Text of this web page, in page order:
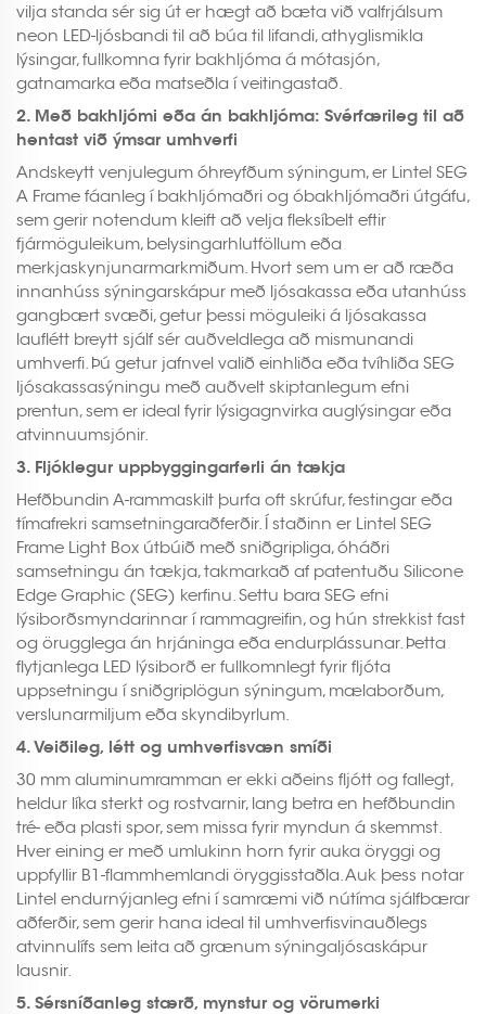
vilja standa sér sig út er hægt að bæta við valfrjálsum
neon LED-ljósbandi til að búa til lifandi, athyglismikla
lýsingar, fullkomna fyrir bakhljóma á mótasjón,
gatnamarka eða matseðla í veitingastað.
2. Með bakhljómi eða án bakhljóma: Svérfærileg til að
hentast við ýmsar umhverfi
Andskeytt venjulegum óhreyfðum sýningum, er Lintel SEG
A Frame fáanleg í bakhljómaðri og óbakhljómaðri útgáfu,
sem gerir notendum kleift að velja fleksíbelt eftir
fjármöguleikum, belysingarhlutföllum eða
merkjaskynjunarmarkmiðum. Hvort sem um er að ræða
innanhúss sýningarskápur með ljósakassa eða utanhúss
gangbært svæði, getur þessi möguleiki á ljósakassa
lauflétt breytt sjálf sér auðveldlega að mismunandi
umhverfi. Þú getur jafnvel valið einhliða eða tvíhliða SEG
ljósakassasýningu með auðvelt skiptanlegum efni
prentun, sem er ideal fyrir lýsigagnvirka auglýsingar eða
atvinnuumsjónir.
3. Fljóklegur uppbyggingarferli án tækja
Hefðbundin A-rammaskilt þurfa oft skrúfur, festingar eða
tímafrekri samsetningaraðferðir. Í staðinn er Lintel SEG
Frame Light Box útbúið með sniðgripliga, óháðri
samsetningu án tækja, takmarkað af patentuðu Silicone
Edge Graphic (SEG) kerfinu. Settu bara SEG efni
lýsiborðsmyndarinnar í rammagreifin, og hún strekkist fast
og örugglega án hrjáninga eða endurplássunar. Þetta
flytjanlega LED lýsiborð er fullkomnlegt fyrir fljóta
uppsetningu í sniðgriplögun sýningum, mælaborðum,
verslunarmiljum eða skyndibyrlum.
4. Veiðileg, létt og umhverfisvæn smíði
30 mm aluminumramman er ekki aðeins fljótt og fallegt,
heldur líka sterkt og rostvarnir, lang betra en hefðbundin
tré- eða plasti spor, sem missa fyrir myndun á skemmst.
Hver eining er með umlukinn horn fyrir auka öryggi og
uppfyllir B1-flammhemlandi öryggisstaðla. Auk þess notar
Lintel endurnýjanleg efni í samræmi við nútíma sjálfbærar
aðferðir, sem gerir hana ideal til umhverfisvinauðlegs
atvinnulífs sem leita að grænum sýningaljósaskápur
lausnir.
5. Sérsníðanleg stærð, mynstur og vörumerki